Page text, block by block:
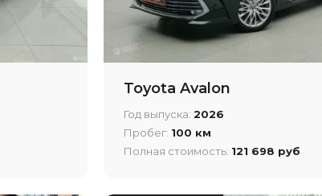
Toyota Avalon
Год выпуска: 2026
Пробег: 100 км
Полная стоимость: 121 698 руб